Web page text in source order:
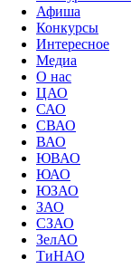
Афиша
Конкурсы
Интересное
Медиа
О нас
ЦАО
САО
СВАО
ВАО
ЮВАО
ЮАО
ЮЗАО
ЗАО
СЗАО
ЗелАО
ТиНАО